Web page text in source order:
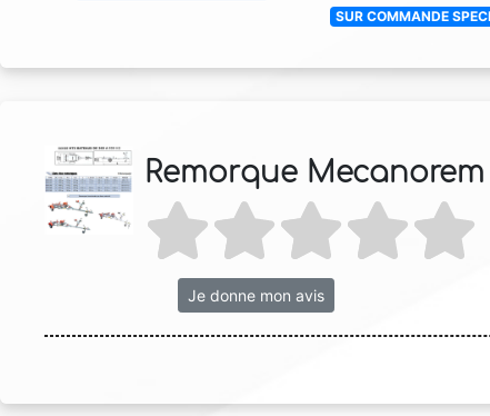
SUR COMMANDE
Remorque Mecanorem
Je donne mon avis